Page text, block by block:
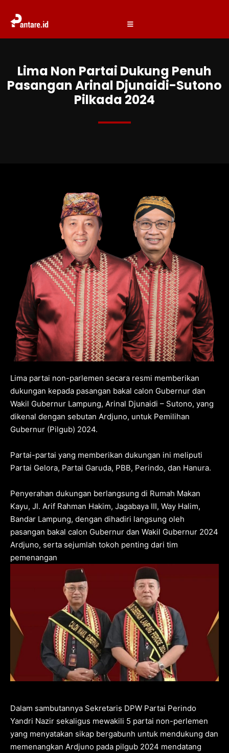
Lima Non Partai Dukung Penuh
Pasangan Arinal Djunaidi-Sutono
Pilkada 2024
Lima partai non-parlemen secara resmi memberikan
dukungan kepada pasangan bakal calon Gubernur dan
Wakil Gubernur Lampung, Arinal Djunaidi – Sutono, yang
dikenal dengan sebutan Ardjuno, untuk Pemilihan
Gubernur (Pilgub) 2024.
Partai-partai yang memberikan dukungan ini meliputi
Partai Gelora, Partai Garuda, PBB, Perindo, dan Hanura.
Penyerahan dukungan berlangsung di Rumah Makan
Kayu, Jl. Arif Rahman Hakim, Jagabaya III, Way Halim,
Bandar Lampung, dengan dihadiri langsung oleh
pasangan bakal calon Gubernur dan Wakil Gubernur 2024
Ardjuno, serta sejumlah tokoh penting dari tim
pemenangan
Dalam sambutannya Sekretaris DPW Partai Perindo
Yandri Nazir sekaligus mewakili 5 partai non-perlemen
yang menyatakan sikap bergabunh untuk mendukung dan
memenangkan Ardjuno pada pilgub 2024 mendatang